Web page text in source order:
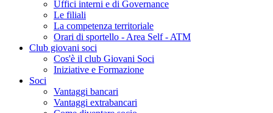
Uffici interni e di Governance
Le filiali
La competenza territoriale
Orari di sportello - Area Self - ATM
Club giovani soci
Cos'è il club Giovani Soci
Iniziative e Formazione
Soci
Vantaggi bancari
Vantaggi extrabancari